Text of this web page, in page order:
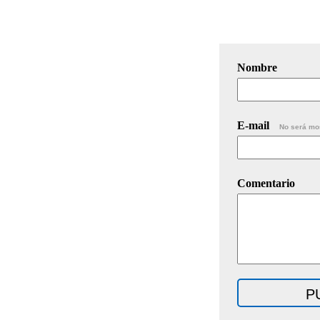
Nombre
E-mail No será
Comentario